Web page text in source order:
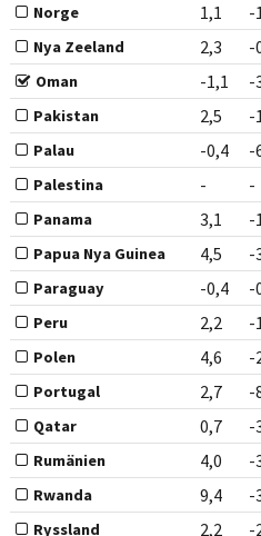
Norge 1,1 -
Nya Zeeland 2,3 -
Oman -1,1 -
Pakistan 2,5 -
Palau -0,4 -
Palestina - -
Panama 3,1 -
Papua Nya Guinea 4,5 -
Paraguay -0,4 -
Peru 2,2 -
Polen 4,6 -
Portugal 2,7 -
Qatar 0,7 -
Rumänien 4,0 -
Rwanda 9,4 -
Ryssland 2,2 -